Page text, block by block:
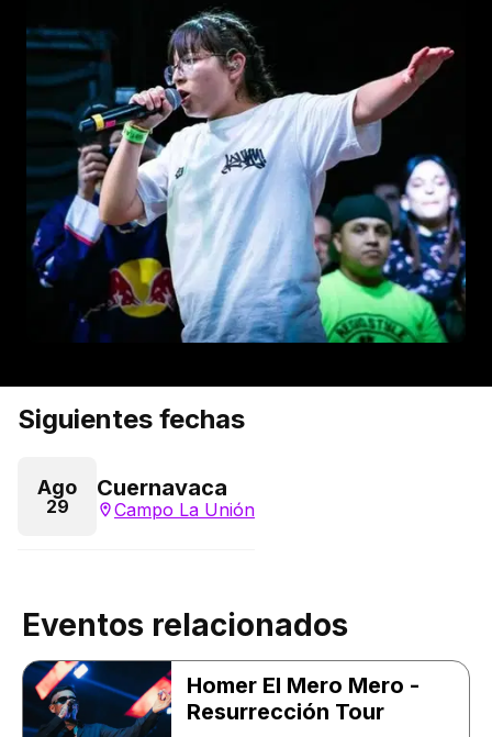
Siguientes fechas
Ago
29
Cuernavaca
Campo La Unión
Eventos relacionados
Homer El Mero Mero -
Resurrección Tour